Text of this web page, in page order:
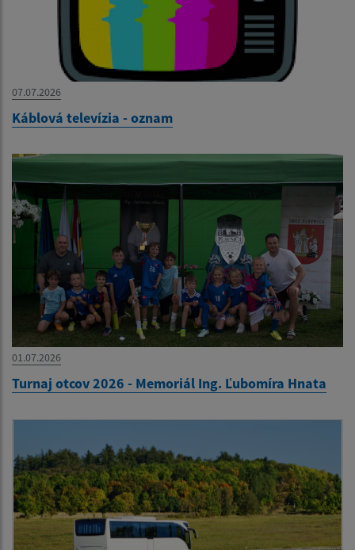
07.07.2026
Káblová televízia - oznam
01.07.2026
Turnaj otcov 2026 - Memoriál Ing. Ľubomíra Hnata